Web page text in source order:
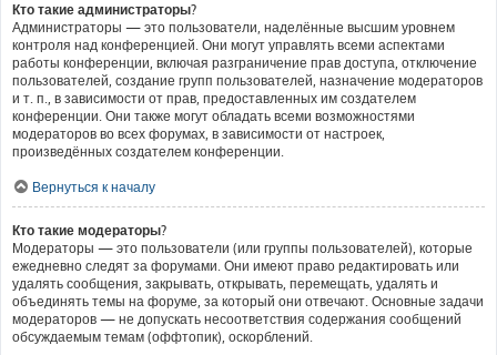
Кто такие администраторы?
Администраторы — это пользователи, наделённые высшим уровнем
контроля над конференцией. Они могут управлять всеми аспектами
работы конференции, включая разграничение прав доступа, отключение
пользователей, создание групп пользователей, назначение модераторов
и т. п., в зависимости от прав, предоставленных им создателем
конференции. Они также могут обладать всеми возможностями
модераторов во всех форумах, в зависимости от настроек,
произведённых создателем конференции.
Вернуться к началу
Кто такие модераторы?
Модераторы — это пользователи (или группы пользователей), которые
ежедневно следят за форумами. Они имеют право редактировать или
удалять сообщения, закрывать, открывать, перемещать, удалять и
объединять темы на форуме, за который они отвечают. Основные задачи
модераторов — не допускать несоответствия содержания сообщений
обсуждаемым темам (оффтопик), оскорблений.